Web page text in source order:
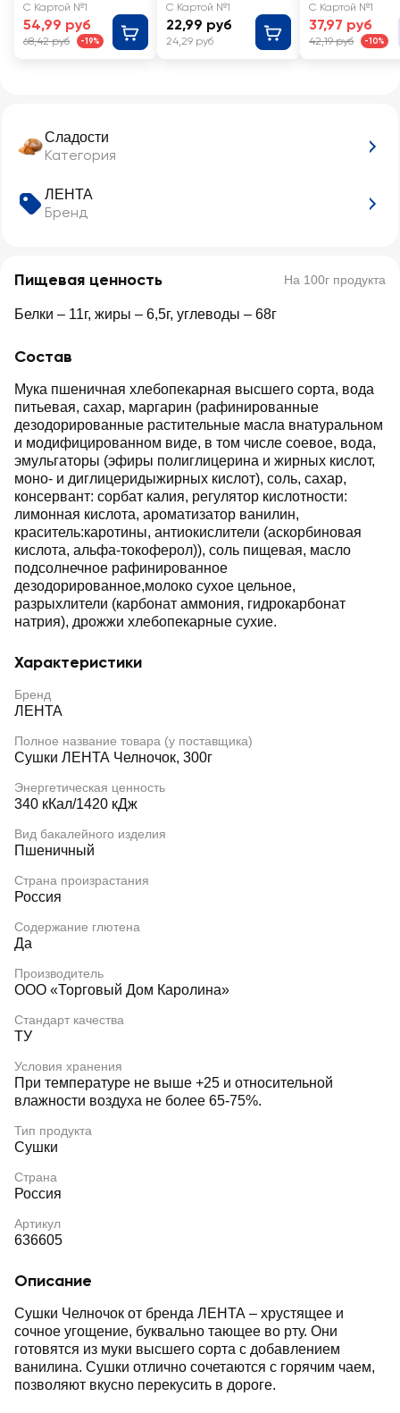
Сладости
Категория
ЛЕНТА
Бренд
Пищевая ценность На 100г продукта
Белки – 11г, жиры – 6,5г, углеводы – 68г
Состав
Мука пшеничная хлебопекарная высшего сорта, вода
питьевая, сахар, маргарин (рафинированные
дезодорированные растительные масла внатуральном
и модифицированном виде, в том числе соевое, вода,
эмульгаторы (эфиры полиглицерина и жирных кислот,
моно- и диглицеридыжирных кислот), соль, сахар,
консервант: сорбат калия, регулятор кислотности:
лимонная кислота, ароматизатор ванилин,
краситель:каротины, антиокислители (аскорбиновая
кислота, альфа-токоферол)), соль пищевая, масло
подсолнечное рафинированное
дезодорированное,молоко сухое цельное,
разрыхлители (карбонат аммония, гидрокарбонат
натрия), дрожжи хлебопекарные сухие.
Характеристики
Бренд
ЛЕНТА
Полное название товара (у поставщика)
Сушки ЛЕНТА Челночок, 300г
Энергетическая ценность
340 кКал/1420 кДж
Вид бакалейного изделия
Пшеничный
Страна произрастания
Россия
Содержание глютена
Да
Производитель
ООО «Торговый Дом Каролина»
Стандарт качества
ТУ
Условия хранения
При температуре не выше +25 и относительной
влажности воздуха не более 65-75%.
Тип продукта
Сушки
Страна
Россия
Артикул
636605
Описание
Сушки Челночок от бренда ЛЕНТА – хрустящее и
сочное угощение, буквально тающее во рту. Они
готовятся из муки высшего сорта с добавлением
ванилина. Сушки отлично сочетаются с горячим чаем,
позволяют вкусно перекусить в дороге.
С Картой №1
54,99 руб
68,42 руб -19%
С Картой №1
22,99 руб
24,29 руб
С Картой №1
37,97 руб
42,19 руб -10%